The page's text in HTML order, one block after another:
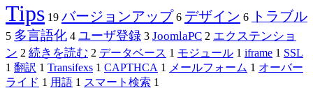
Tips 19 バージョンアップ 6 デザイン 6 トラブル
5 多言語化 4 ユーザ登録 3 JoomlaPC 2 エクステンショ
ン 2 続きを読む 2 データベース 1 モジュール 1 iframe 1 SSL
1 翻訳 1 Transifexs 1 CAPTHCA 1 メールフォーム 1 オーバー
ライド 1 用語 1 スマート検索 1